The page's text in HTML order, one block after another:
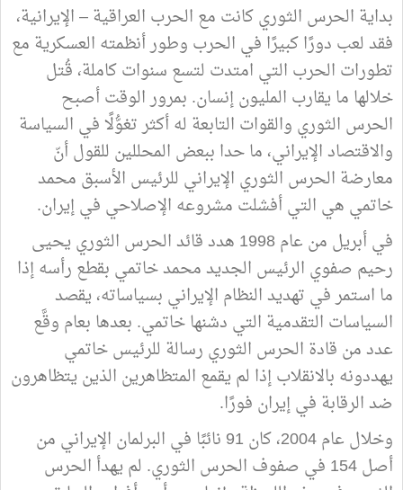
بداية الحرس الثوري كانت مع الحرب العراقية – الإيرانية،
فقد لعب دورًا كبيرًا في الحرب وطور أنظمته العسكرية مع
تطورات الحرب التي امتدت لتسع سنوات كاملة، قُتل
خلالها ما يقارب المليون إنسان. بمرور الوقت أصبح
الحرس الثوري والقوات التابعة له أكثر تغوُّلًا في السياسة
والاقتصاد الإيراني، ما حدا ببعض المحللين للقول أنّ
معارضة الحرس الثوري الإيراني للرئيس الأسبق محمد
خاتمي هي التي أفشلت مشروعه الإصلاحي في إيران.
في أبريل من عام 1998 هدد قائد الحرس الثوري يحيى
رحيم صفوي الرئيس الجديد محمد خاتمي بقطع رأسه إذا
ما استمر في تهديد النظام الإيراني بسياساته، يقصد
السياسات التقدمية التي دشنها خاتمي. بعدها بعام وقَّع
عدد من قادة الحرس الثوري رسالة للرئيس خاتمي
يهددونه بالانقلاب إذا لم يقمع المتظاهرين الذين يتظاهرون
ضد الرقابة في إيران فورًا.
وخلال عام 2004، كان 91 نائبًا في البرلمان الإيراني من
أصل 154 في صفوف الحرس الثوري. لم يهدأ الحرس